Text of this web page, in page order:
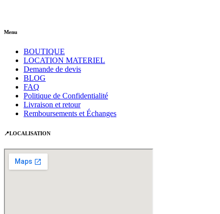
Menu
BOUTIQUE
LOCATION MATERIEL
Demande de devis
BLOG
FAQ
Politique de Confidentialité
Livraison et retour
Remboursements et Échanges
📍LOCALISATION